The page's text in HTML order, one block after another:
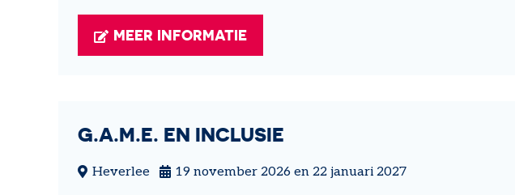
MEER INFORMATIE
G.A.M.E. EN INCLUSIE
Heverlee 19 november 2026 en 22 januari 2027